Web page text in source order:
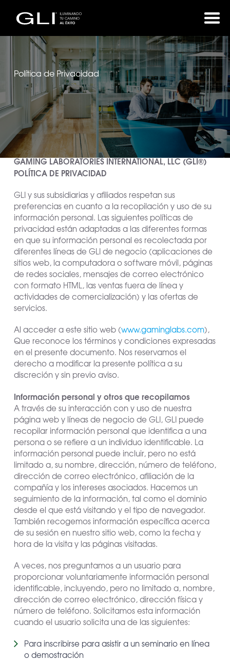
Política de Privacidad
GAMING LABORATORIES INTERNATIONAL, LLC (GLI®)
POLÍTICA DE PRIVACIDAD
GLI y sus subsidiarias y afiliados respetan sus
preferencias en cuanto a la recopilación y uso de su
información personal. Las siguientes políticas de
privacidad están adaptadas a las diferentes formas
en que su información personal es recolectada por
diferentes líneas de GLI de negocio (aplicaciones de
sitios web, la computadora o software móvil, páginas
de redes sociales, mensajes de correo electrónico
con formato HTML, las ventas fuera de línea y
actividades de comercialización) y las ofertas de
servicios.
Al acceder a este sitio web (www.gaminglabs.com),
Que reconoce los términos y condiciones expresadas
en el presente documento. Nos reservamos el
derecho a modificar la presente política a su
discreción y sin previo aviso.
Información personal y otros que recopilamos
A través de su interacción con y uso de nuestra
página web y líneas de negocio de GLI, GLI puede
recopilar información personal que identifica a una
persona o se refiere a un individuo identificable. La
información personal puede incluir, pero no está
limitado a, su nombre, dirección, número de teléfono,
dirección de correo electrónico, afiliación de la
compañía y los intereses asociados. Hacemos un
seguimiento de la información, tal como el dominio
desde el que está visitando y el tipo de navegador.
También recogemos información específica acerca
de su sesión en nuestro sitio web, como la fecha y
hora de la visita y las páginas visitadas.
A veces, nos preguntamos a un usuario para
proporcionar voluntariamente información personal
identificable, incluyendo, pero no limitado a, nombre,
dirección de correo electrónico, dirección física y
número de teléfono. Solicitamos esta información
cuando el usuario solicita una de las siguientes:
Para inscribirse para asistir a un seminario en línea
o demostración